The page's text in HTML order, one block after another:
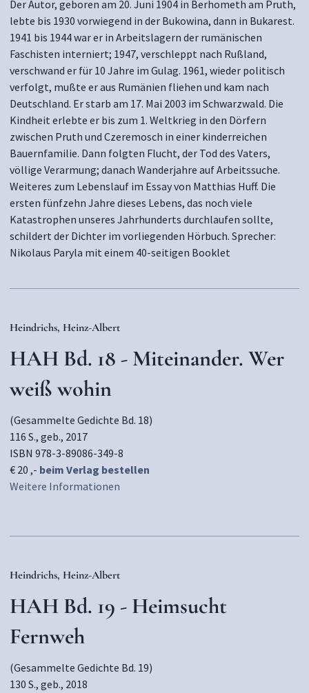
Der Autor, geboren am 20. Juni 1904 in Berhometh am Pruth,
lebte bis 1930 vorwiegend in der Bukowina, dann in Bukarest.
1941 bis 1944 war er in Arbeitslagern der rumänischen
Faschisten interniert; 1947, verschleppt nach Rußland,
verschwand er für 10 Jahre im Gulag. 1961, wieder politisch
verfolgt, mußte er aus Rumänien fliehen und kam nach
Deutschland. Er starb am 17. Mai 2003 im Schwarzwald. Die
Kindheit erlebte er bis zum 1. Weltkrieg in den Dörfern
zwischen Pruth und Czeremosch in einer kinderreichen
Bauernfamilie. Dann folgten Flucht, der Tod des Vaters,
völlige Verarmung; danach Wanderjahre auf Arbeitssuche.
Weiteres zum Lebenslauf im Essay von Matthias Huff. Die
ersten fünfzehn Jahre dieses Lebens, das noch viele
Katastrophen unseres Jahrhunderts durchlaufen sollte,
schildert der Dichter im vorliegenden Hörbuch. Sprecher:
Nikolaus Paryla mit einem 40-seitigen Booklet
Heindrichs, Heinz-Albert
HAH Bd. 18 - Miteinander. Wer
weiß wohin
(Gesammelte Gedichte Bd. 18)
116 S., geb., 2017
ISBN 978-3-89086-349-8
€ 20 ,- beim Verlag bestellen
Weitere Informationen
Heindrichs, Heinz-Albert
HAH Bd. 19 - Heimsucht
Fernweh
(Gesammelte Gedichte Bd. 19)
130 S., geb., 2018